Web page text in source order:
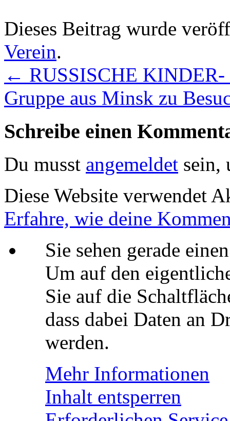
Dieses Beitrag wurde
Verein.
← RUSSISCHE
Gruppe aus Minsk zu
Schreibe einen
Du musst angemeldet sein,
Diese Website verwendet
Erfahre, wie deine
Sie sehen gerade
Um auf den
Sie auf die
dass dabei Daten an
werden.
Mehr Informationen
Inhalt entsperren